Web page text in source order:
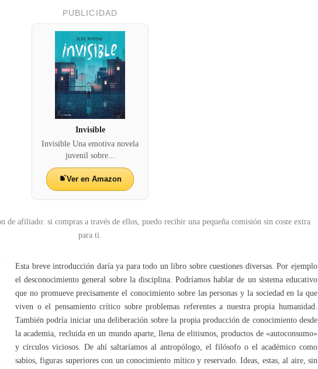
PUBLICIDAD
Invisible
Invisible Una emotiva novela
juvenil sobre...
Ver en Amazon
de afiliado: si compras a través de ellos, puedo recibir una pequeña comisión sin coste extra
para ti.
Esta breve introducción daría ya para todo un libro sobre cuestiones diversas. Por ejemplo
el desconocimiento general sobre la disciplina. Podríamos hablar de un sistema educativo
que no promueve precisamente el conocimiento sobre las personas y la sociedad en la que
viven o el pensamiento crítico sobre problemas referentes a nuestra propia humanidad.
También podría iniciar una deliberación sobre la propia producción de conocimiento desde
la academia, recluida en un mundo aparte, llena de elitismos, productos de «autoconsumo»
y círculos viciosos. De ahí saltaríamos al antropólogo, el filósofo o el académico como
sabios, figuras superiores con un conocimiento mítico y reservado. Ideas, estas, al aire, sin